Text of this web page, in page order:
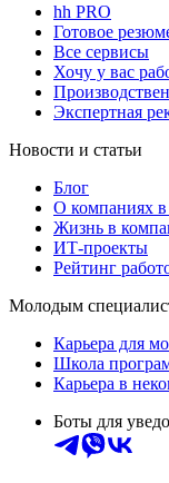
hh PRO
Готовое
Все сервисы
Хочу у вас
Экспертная
Новости и статьи
Блог
О компаниях
Жизнь в
ИТ-проекты
Рейтинг
Молодым
Карьера для
Школа
Карьера в
Боты для